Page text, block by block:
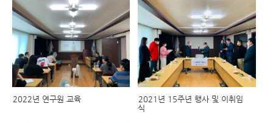
2022년 연구원 교육
2021년 15주년 행사 및 이취임
식